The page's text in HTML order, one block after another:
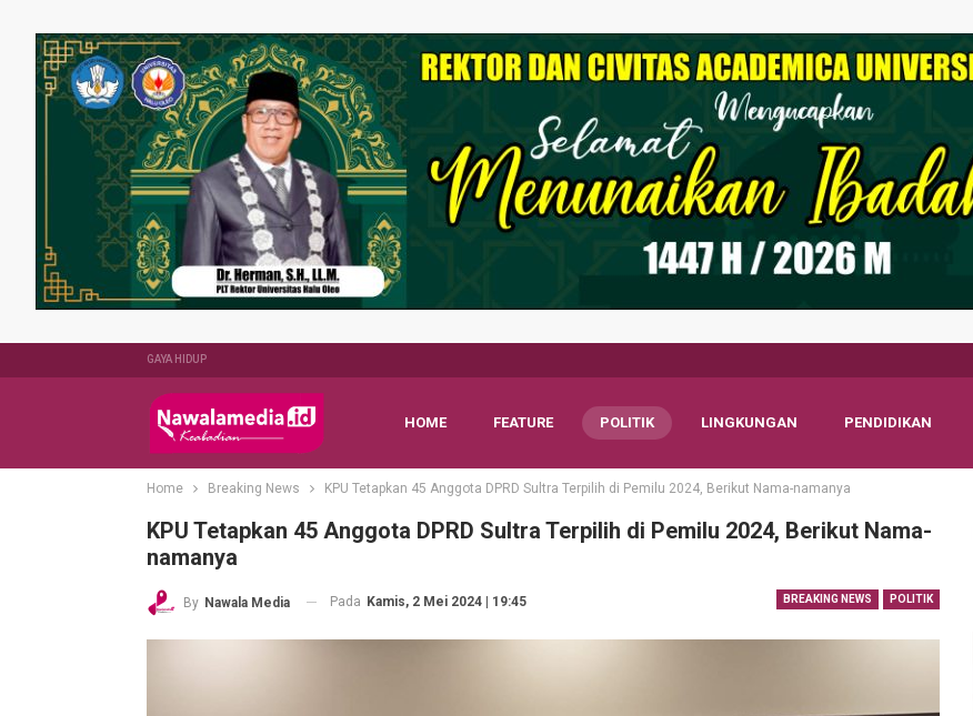
GAYA HIDUP
HOME FEATURE POLITIK LINGKUNGAN PENDIDIKAN
Home Breaking News KPU Tetapkan 45 Anggota DPRD Sultra Terpilih di Pemilu 2024, Berikut Nama-namanya
KPU Tetapkan 45 Anggota DPRD Sultra Terpilih di Pemilu 2024, Berikut Nama-
namanya
BREAKING NEWS POLITIK
By Nawala Media Pada Kamis, 2 Mei 2024 | 19:45